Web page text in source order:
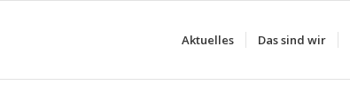
Aktuelles Das sind wir